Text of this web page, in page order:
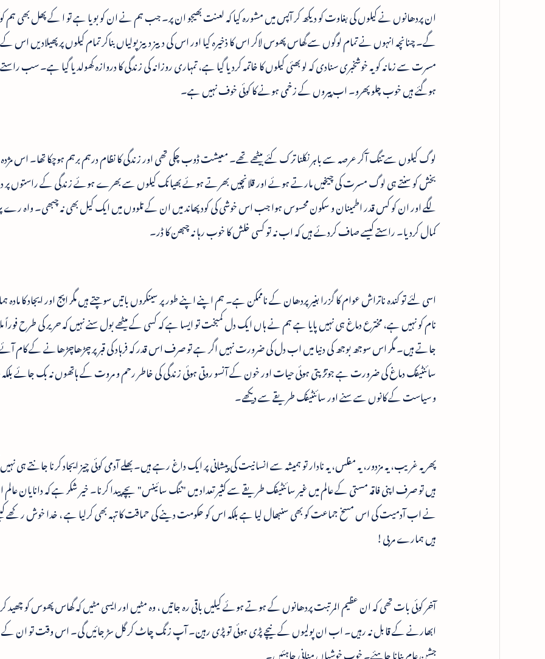
ان پردھانوں نے کیلوں کی بغاوت کو دیکھ کر آپس میں مشورہ کیا کہ لعنت بھیجو ان پر۔ جب ہم نے ان کو بویا ہے تو ا کے پھل بھی ہم
گے۔ چنانچہ انہوں نے تمام لوگوں سے گھاس پھوس لاکر اس کا ذخیرہ کیا اور اس کی دبیز دبیز پولیاں بناکر تمام کیلوں پر پھیلادیں اس
مسرت سے زمانہ کو یہ خوشخبری سنادی کہ لو بھئی کیلوں کا خاتمہ کردیا گیا ہے، تمہاری روزانہ کی زندگی کا دروازہ کھولدیا گیا ہے۔ سب
ہوگئے ہیں خوب چلو پھرو۔ اب پیروں کے زخمی ہونے کا کوئی خوف نہیں ہے۔
لوگ کیلوں سے تنگ آکر عرصہ سے باہر نکلنا ترک کئے بیٹھے تھے۔ معیشت ڈوب چکی تھی اور زندگی کا نظام درہم برہم ہوچکا تھا۔ اس
بخش کو سنتے ہی لوگ مسرت کی چیخیں مارتے ہوئے اور قلانچیں بھرتے ہوئے بھیانک کیلوں سے بھرے ہوئے زندگی کے راستوں پر
لگے اور ان کو کس قدر اطمینان و سکون محسوس ہوا جب اس خوشی کی کود پھاند میں ان کے تلووں میں ایک کیل بھی نہ چبھی۔ واہ رے
کمال کردیا۔ راستے کیسے صاف کردئے ہیں کہ اب نہ تو کسی خلش کا خوب رہا نہ چبھن کا ڈر۔
اسی لئے تو کندہ ناتراش عوام کا گزرا بغیر پردھان کے ناممکن ہے۔ ہم اپنے اپنے طور پر سینکروں باتیں سوچتے ہیں مگر اپج اور ایجاد کا
نام کو نہیں ہے، مخترع دماغ ہی نہیں پایا ہے ہم نے ہاں ایک دل کمبخت تو ایسا ہے کہ کسی کے میٹھے بول سنے نہیں کہ حریر کی طرح فوراً
جاتے ہیں۔ مگر اس سوجھ بوجھ کی دنیا میں اب دل کی ضرورت نہیں اگر ہے تو صرف اس قدر کہ فرہاد کی قبر پر چڑھاچڑھانے کے کام
سائنٹیفک دماغ کی ضرورت ہے جوتڑپتی ہوئی حیات اور خون کے آنسو روتی ہوئی زندگی کی خاطر رحم و مروت کے ہاتھوں نہ بک جائے بلکہ ہر
و سیاست کے کانوں سے سنے اور سائنٹیفک طریقے سے دیکھے۔
پھر یہ غریب، یہ مزدور، یہ مفلس، یہ نادار تو ہمیشہ سے انسانیت کی پیشانی پر ایک داغ رہے ہیں۔ بھلے آدمی کوئی چیز ایجاد کرنا جانتے ہی
ہیں تو صرف اپنی فاقہ مستی کے عالم میں غیر سائنٹیفک طریقے سے کثیر تعداد میں "ننگ سائینس" بچے پیدا کرنا۔ خیر شکر ہے کہ دانایان عالم
نے اب آدمیت کی اس مسخ جماعت کو بھی سنبھال لیا ہے بلکہ اس کو حکومت دینے کی حماقت کا تہہ بھی کرلیا ہے ، خدا خوش رکھے
ہیں ہمارے مربی!
آخر کوئی بات تھی کہ ان عظیم المرتبت پردھانوں کے ہوتے ہوئے کیلیں باقی رہ جاتیں ، وہ مٹیں اور ایسی مٹیں کہ گھاس پھوس کو چھید
ابھارنے کے قابل نہ رہیں۔ اب ان پولیوں کے نیچے پڑی ہوئی تو پڑی رہین۔ آپ زنگ چاٹ کر گل سڑ جائیں گی۔ اس وقت تو ان کے
جشن عام بنانا چاہئے۔ خوب خوشیاں منانی چاہئیں۔